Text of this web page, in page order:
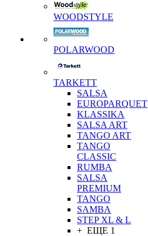
WOODSTYLE
POLARWOOD
TARKETT
SALSA
EUROPARQUET
KLASSIKA
SALSA ART
TANGO ART
TANGO
CLASSIC
RUMBA
SALSA
PREMIUM
TANGO
SAMBA
STEP XL & L
+ ЕЩЕ 1